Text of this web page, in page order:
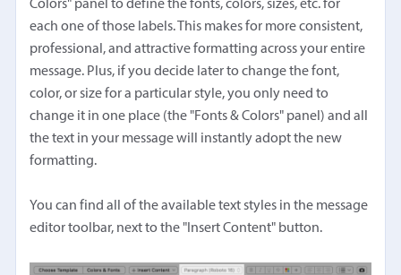
Colors" panel to define the fonts, colors, sizes, etc. for
each one of those labels. This makes for more consistent,
professional, and attractive formatting across your entire
message. Plus, if you decide later to change the font,
color, or size for a particular style, you only need to
change it in one place (the "Fonts & Colors" panel) and all
the text in your message will instantly adopt the new
formatting.
You can find all of the available text styles in the message
editor toolbar, next to the "Insert Content" button.